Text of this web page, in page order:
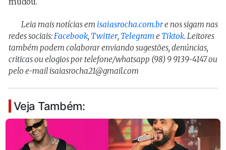
Leia mais notícias em isaiasrocha.com.bre nos sigam nas
redes sociais: Facebook, Twitter, Telegrame Tiktok. Leitores
também podem colaborar enviando sugestões, denúncias,
criticas ou elogios por telefone/whatsapp (98) 9 9139-4147 ou
pelo e-mail isaiasrocha21@gmail.com
Veja Também: